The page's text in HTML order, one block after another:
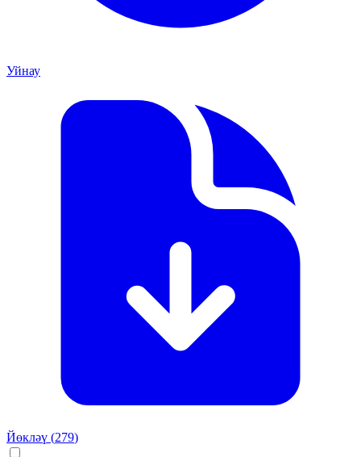
Уйнау
Йөкләү (279)